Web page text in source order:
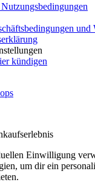
und
kündigen
Einwilligung
um dir ein